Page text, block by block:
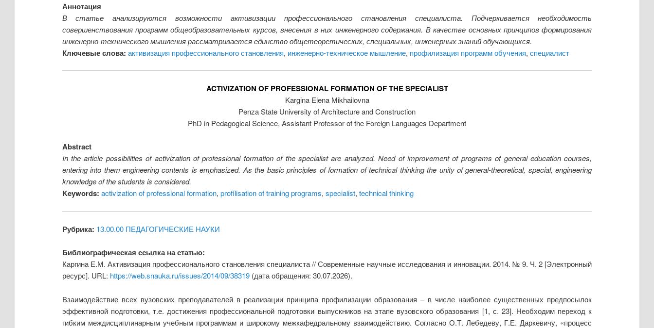
Аннотация
В статье анализируются возможности активизации профессионального становления специалиста. Подчеркивается необходимость
совершенствования программ общеобразовательных курсов, внесения в них инженерного содержания. В качестве основных принципов формирования
инженерно-технического мышления рассматривается единство общетеоретических, специальных, инженерных знаний обучающихся.
Ключевые слова: активизация профессионального становления, инженерно-техническое мышление, профилизация программ обучения, специалист
ACTIVIZATION OF PROFESSIONAL FORMATION OF THE SPECIALIST
Kargina Elena Mikhailovna
Penza State University of Architecture and Construction
PhD in Pedagogical Science, Assistant Professor of the Foreign Languages Department
Abstract
In the article possibilities of activization of professional formation of the specialist are analyzed. Need of improvement of programs of general education courses,
entering into them engineering contents is emphasized. As the basic principles of formation of technical thinking the unity of general-theoretical, special, engineering
knowledge of the students is considered.
Keywords: activization of professional formation, profilisation of training programs, specialist, technical thinking
Рубрика: 13.00.00 ПЕДАГОГИЧЕСКИЕ НАУКИ
Библиографическая ссылка на статью:
Каргина Е.М. Активизация профессионального становления специалиста // Современные научные исследования и инновации. 2014. № 9. Ч. 2 [Электронный
ресурс]. URL: https://web.snauka.ru/issues/2014/09/38319(дата обращения: 30.07.2026).
Взаимодействие всех вузовских преподавателей в реализации принципа профилизации образования ‒ в числе наиболее существенных предпосылок
эффективной подготовки, т.е. достижения профессиональной подготовки выпускников на этапе вузовского образования [1, с. 23]. Необходим переход к
гибким междисциплинарным учебным программам и широкому межкафедральному взаимодействию. Согласно О.Т. Лебедеву, Г.Е. Даркевичу, «процесс